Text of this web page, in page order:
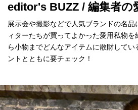
editor's BUZZ / 編集者の
展示会や撮影などで人気ブランドの名
ィターたちが買ってよかった愛用私物
ら小物までどんなアイテムに散財してい
ントとともに要チェック！